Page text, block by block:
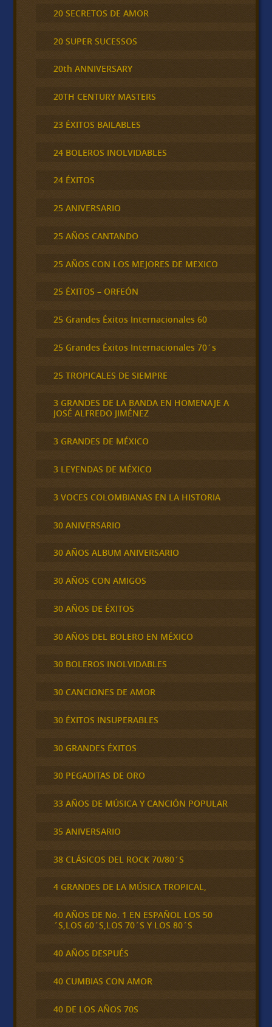
20 SECRETOS DE AMOR
20 SUPER SUCESSOS
20th ANNIVERSARY
20TH CENTURY MASTERS
23 ÉXITOS BAILABLES
24 BOLEROS INOLVIDABLES
24 ÉXITOS
25 ANIVERSARIO
25 AÑOS CANTANDO
25 AÑOS CON LOS MEJORES DE MEXICO
25 ÉXITOS – ORFEÓN
25 Grandes Éxitos Internacionales 60
25 Grandes Éxitos Internacionales 70´s
25 TROPICALES DE SIEMPRE
3 GRANDES DE LA BANDA EN HOMENAJE A
JOSÉ ALFREDO JIMÉNEZ
3 GRANDES DE MÉXICO
3 LEYENDAS DE MÉXICO
3 VOCES COLOMBIANAS EN LA HISTORIA
30 ANIVERSARIO
30 AÑOS ALBUM ANIVERSARIO
30 AÑOS CON AMIGOS
30 AÑOS DE ÉXITOS
30 AÑOS DEL BOLERO EN MÉXICO
30 BOLEROS INOLVIDABLES
30 CANCIONES DE AMOR
30 ÉXITOS INSUPERABLES
30 GRANDES ÉXITOS
30 PEGADITAS DE ORO
33 AÑOS DE MÚSICA Y CANCIÓN POPULAR
35 ANIVERSARIO
38 CLÁSICOS DEL ROCK 70/80´S
4 GRANDES DE LA MÚSICA TROPICAL,
40 AÑOS DE No. 1 EN ESPAÑOL LOS 50
´S,LOS 60´S,LOS 70´S Y LOS 80´S
40 AÑOS DESPUÉS
40 CUMBIAS CON AMOR
40 DE LOS AÑOS 70S